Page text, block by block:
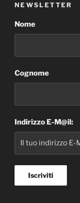
NEWSLETTER
Nome
Cognome
Indirizzo E-M@il: